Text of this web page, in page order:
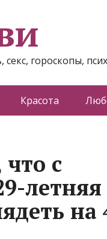
гороскопы,
Красота
с
летняя
на